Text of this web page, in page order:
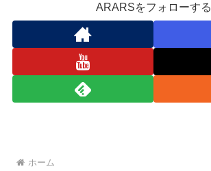
ARARSをフォローする
ホーム